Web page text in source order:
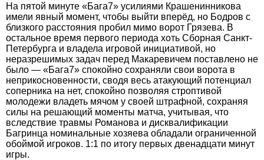
На пятой минуте «Бага7» усилиями Крашенинникова
имели явный момент, чтобы выйти вперёд, но Бодров с
близкого расстояния пробил мимо ворот Грязева. В
остальное время первого периода хоть Сборная Санкт-
Петербурга и владела игровой инициативой, но
неразрешимых задач перед Макаревичем поставлено не
было — «Бага7» спокойно сохраняли свои ворота в
неприкосновенности, сводя весь атакующий потенциал
соперника на нет, спокойно позволяя строптивой
молодежи владеть мячом у своей штрафной, сохраняя
силы на решающий моменты матча, учитывая, что
вследствие травмы Романова и дисквалификации
Багринца номинальные хозяева обладали ограниченной
обоймой игроков. 1:1 по итогу первых двенадцати минут
игры.